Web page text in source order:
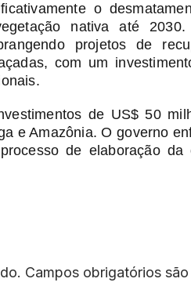
o
nativa até
projetos de
com um
de US$ 50
e Amazônia. O governo
de elaboração da
Campos obrigatórios